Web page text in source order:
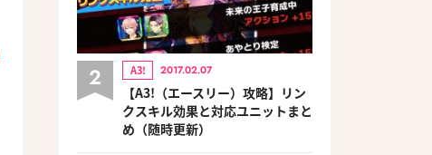
2 A3! 2017.02.07
【A3!（エースリー）攻略】リン
クスキル効果と対応ユニットまと
め（随時更新）